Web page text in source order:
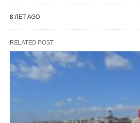
8 ЛЕТ AGO
RELATED POST